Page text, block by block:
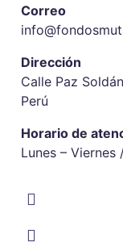
Correo
Dirección
Calle Paz
Perú
Horario de
Lunes – Viernes